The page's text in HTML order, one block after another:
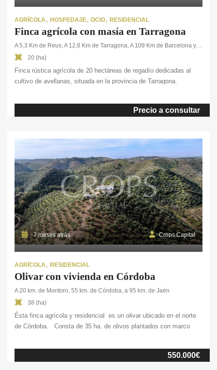
AGRÍCOLA HOSPEDAJE OCIO RESIDENCIAL
Finca agrícola con masía en Tarragona
A 5,3 Km de Reus, A 12,8 Km de Tarragona, A 109 Km de Barcelona y A 545 Km de Madrid
20 (ha)
Finca rústica agrícola de 20 hectáreas de regadío dedicadas al
cultivo de avellanas, situada en la provincia de Tarragona.
producción. Cuenta con riego por goteo y una balsa de 1.000.000 L
con agua procedente de comunidad de regantes y de los 5
Precio a consultar
7 meses atrás Crops Capital
AGRÍCOLA RESIDENCIAL
Olivar con vivienda en Córdoba
A 20 km. de Montoro, 55 km. de Córdoba, a 95 km. de Jaén
38 (ha)
Ésta finca agrícola y residencial es un olivar ubicado en el norte
de Córdoba. Consta de 35 ha. de olivos plantados con marco
zona. Además, la propiedad cuenta con varias viviendas situadas
550.000€